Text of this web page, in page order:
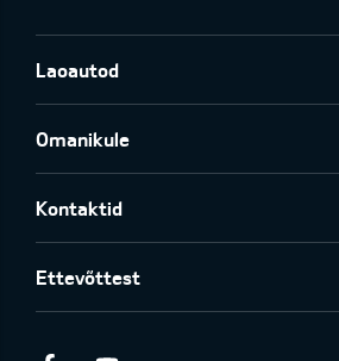
Laoautod
Omanikule
Kontaktid
Ettevõttest